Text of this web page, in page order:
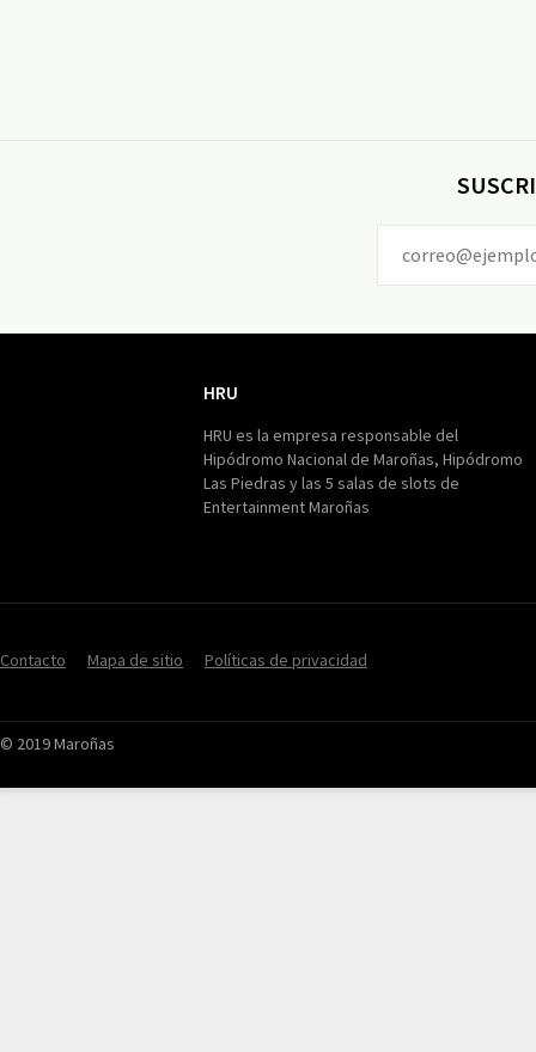
HRU
HRU es la empresa responsable del
Hipódromo Nacional de Maroñas, Hipódromo
Las Piedras y las 5 salas de slots de
Entertainment Maroñas
Contacto Mapa de sitio Políticas de privacidad
© 2019 Maroñas